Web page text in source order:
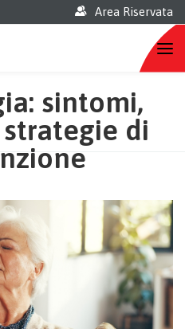
Area Riservata
sintomi,
di